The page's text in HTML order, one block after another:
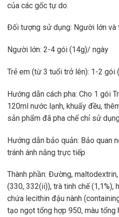
của các gốc tự do.
Đối tượng sử dụng: Người lớn và
Người lớn: 2-4 gói (14g)/ ngày
Trẻ em (từ 3 tuổi trở lên): 1-2 gói
Hướng dẫn cách pha: Cho 1 gói
120ml nước lạnh, khuấy đều,
sản phẩm đã pha chế chỉ sử
Hướng dẫn bảo quản: Bảo quan
tránh ánh nắng trực tiếp
Thành phần: Đường,
(330, 332(ii)), trà tinh chế (1,1%),
chứa lecithin đậu nành
tạo ngọt tổng hợp 950, màu tổng